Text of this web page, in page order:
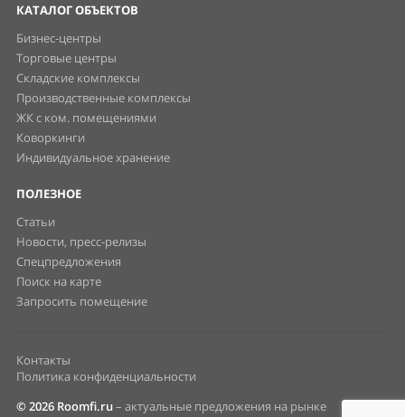
КАТАЛОГ ОБЪЕКТОВ
Бизнес-центры
Торговые центры
Складские комплексы
Производственные комплексы
ЖК с ком. помещениями
Коворкинги
Индивидуальное хранение
ПОЛЕЗНОЕ
Статьи
Новости, пресс-релизы
Спецпредложения
Поиск на карте
Запросить помещение
Контакты
Политика конфиденциальности
© 2026 Roomfi.ru– актуальные предложения на рынке